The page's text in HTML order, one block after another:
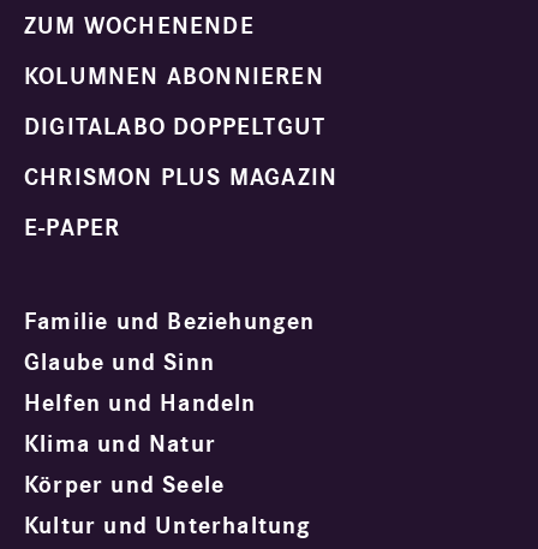
ZUM WOCHENENDE
KOLUMNEN ABONNIEREN
DIGITALABO DOPPELTGUT
CHRISMON PLUS MAGAZIN
E-PAPER
Familie und Beziehungen
Glaube und Sinn
Helfen und Handeln
Klima und Natur
Körper und Seele
Kultur und Unterhaltung